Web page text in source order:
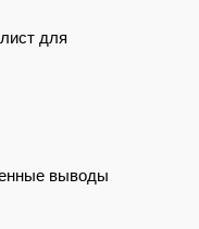
для
выводы